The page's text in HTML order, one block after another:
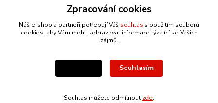
+420 777 899 301
sedmi@kraska1.cz
Zpracování cookies
Náš e-shop a partneři potřebují Váš souhlas s použitím souborů
cookies, aby Vám mohli zobrazovat informace týkající se Vašich
zájmů.
Souhlasím
Souhlas můžete odmítnout zde.